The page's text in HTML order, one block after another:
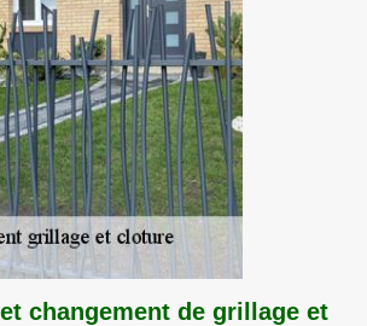
changement de grillage et